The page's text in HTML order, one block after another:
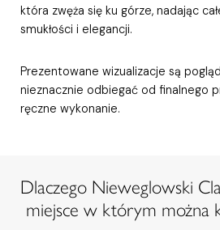
która zwęża się ku górze, nadając
smukłości i elegancji.
Prezentowane wizualizacje są
nieznacznie odbiegać od finalnego
ręczne wykonanie.
Dlaczego Nieweglowski
miejsce w którym można